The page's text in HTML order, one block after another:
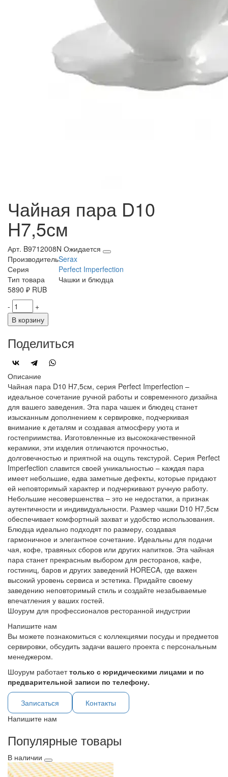
Чайная пара D10
H7,5см
Арт. B9712008N Ожидается
ПроизводительSerax
Серия
Perfect Imperfection
Тип товара
Чашки и блюдца
5890 ₽ RUB
-
+
В корзину
Поделиться
Описание
Чайная пара D10 H7,5см, серия Perfect Imperfection –
идеальное сочетание ручной работы и современного дизайна
для вашего заведения. Эта пара чашек и блюдец станет
изысканным дополнением к сервировке, подчеркивая
внимание к деталям и создавая атмосферу уюта и
гостеприимства. Изготовленные из высококачественной
керамики, эти изделия отличаются прочностью,
долговечностью и приятной на ощупь текстурой. Серия Perfect
Imperfection славится своей уникальностью – каждая пара
имеет небольшие, едва заметные дефекты, которые придают
ей неповторимый характер и подчеркивают ручную работу.
Небольшие несовершенства – это не недостатки, а признак
аутентичности и индивидуальности. Размер чашки D10 H7,5см
обеспечивает комфортный захват и удобство использования.
Блюдца идеально подходят по размеру, создавая
гармоничное и элегантное сочетание. Идеальны для подачи
чая, кофе, травяных сборов или других напитков. Эта чайная
пара станет прекрасным выбором для ресторанов, кафе,
гостиниц, баров и других заведений HORECA, где важен
высокий уровень сервиса и эстетика. Придайте своему
заведению неповторимый стиль и создайте незабываемые
впечатления у ваших гостей.
Шоурум для профессионалов ресторанной индустрии
Напишите нам
Вы можете познакомиться с коллекциями посуды и предметов
сервировки, обсудить задачи вашего проекта с персональным
менеджером.
Шоурум работаеттолько с юридическими лицами и по
предварительной записи по телефону.
Записаться
Контакты
Напишите нам
Популярные товары
В наличии